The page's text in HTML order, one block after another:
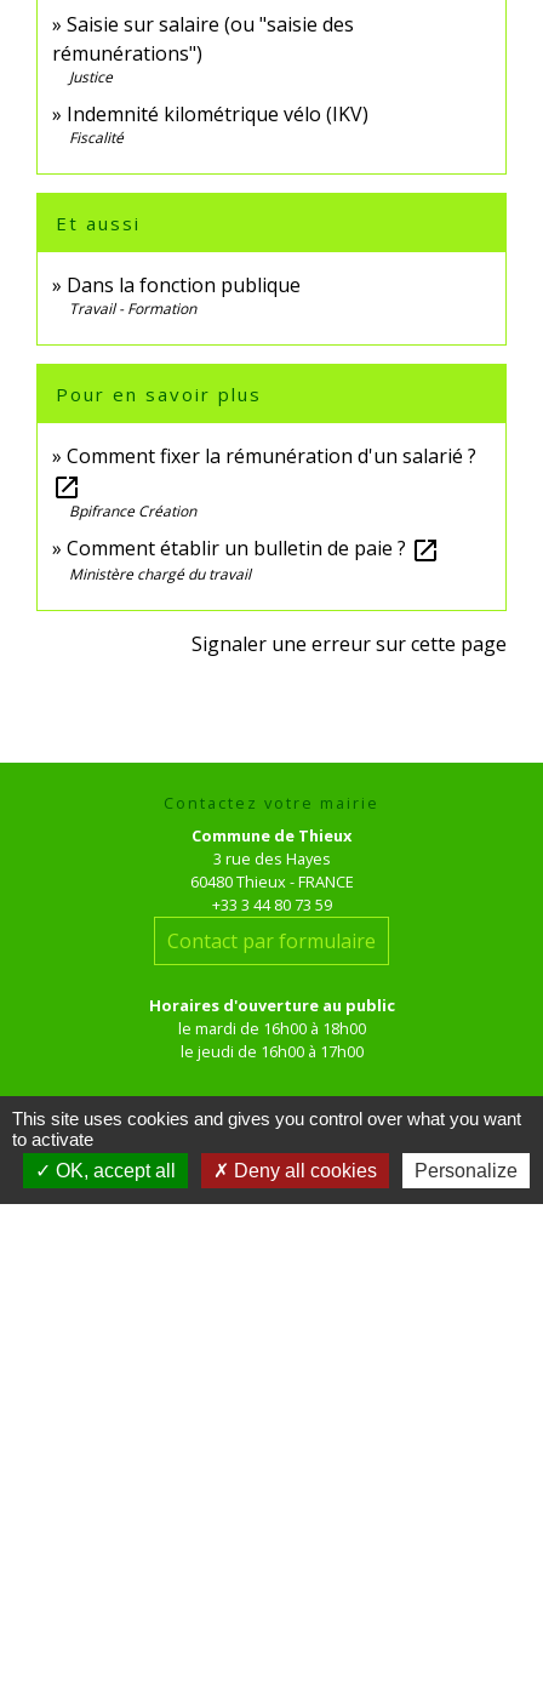
Saisie sur salaire (ou "saisie des
rémunérations")
Justice
Indemnité kilométrique vélo (IKV)
Fiscalité
Et aussi
Dans la fonction publique
Travail - Formation
Pour en savoir plus
Comment fixer la rémunération d'un salarié ?
open_in_new
Bpifrance Création
Comment établir un bulletin de paie ? open_in_new
Ministère chargé du travail
Signaler une erreur sur cette page
Contactez votre mairie
Commune de Thieux
3 rue des Hayes
60480 Thieux - FRANCE
+33 3 44 80 73 59
Contact par formulaire
Horaires d'ouverture au public
le mardi de 16h00 à 18h00
le jeudi de 16h00 à 17h00
This site uses cookies and gives you control over what you want
to activate
OK, accept all
Deny all cookies Personalize